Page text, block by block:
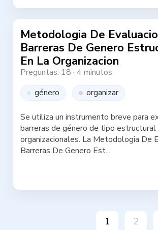
Metodologia De
Barreras De Genero
En La Organizacion
Preguntas: 18 ·4 minutos
género
organizar
Se utiliza un instrumento breve para
barreras de género de tipo
organizacionales. La Metodologia De
Barreras De Genero Est...
1 2